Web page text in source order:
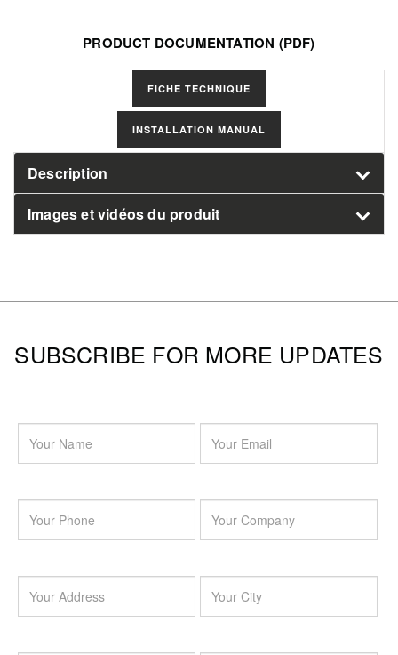
PRODUCT DOCUMENTATION (PDF)
FICHE TECHNIQUE
INSTALLATION MANUAL
Description
Images et vidéos du produit
SUBSCRIBE FOR MORE UPDATES